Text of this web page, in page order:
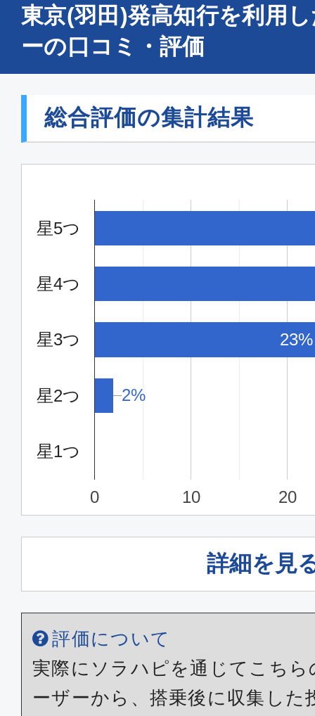
ANA563
東京(羽田)
11:10
高知
エコノミー
東京(羽田)
14:05
高知
ANA567 16:15
ANA569
エコノミー
JAL491
クラスJ
東京(羽田)
07:30
高知
JAL497 16:55
東京(羽田)発高知行を利用
ーの口コミ・評価
総合評価の集計結果
0 10 20
星5つ
星4つ
星3つ
星2つ
星1つ
23%
2%
2%
詳細を見
評価について
実際にソラハピを通じてこち
ーザーから、搭乗後に収集した